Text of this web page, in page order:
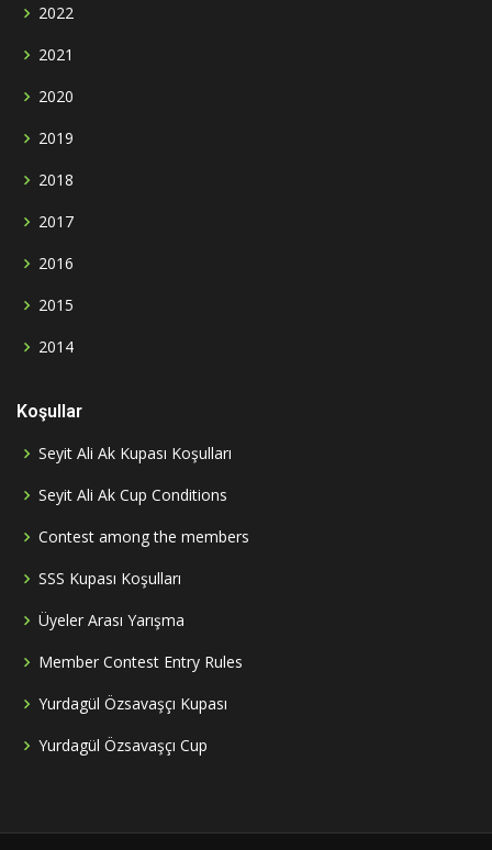
2022
2021
2020
2019
2018
2017
2016
2015
2014
Koşullar
Seyit Ali Ak Kupası Koşulları
Seyit Ali Ak Cup Conditions
Contest among the members
SSS Kupası Koşulları
Üyeler Arası Yarışma
Member Contest Entry Rules
Yurdagül Özsavaşçı Kupası
Yurdagül Özsavaşçı Cup